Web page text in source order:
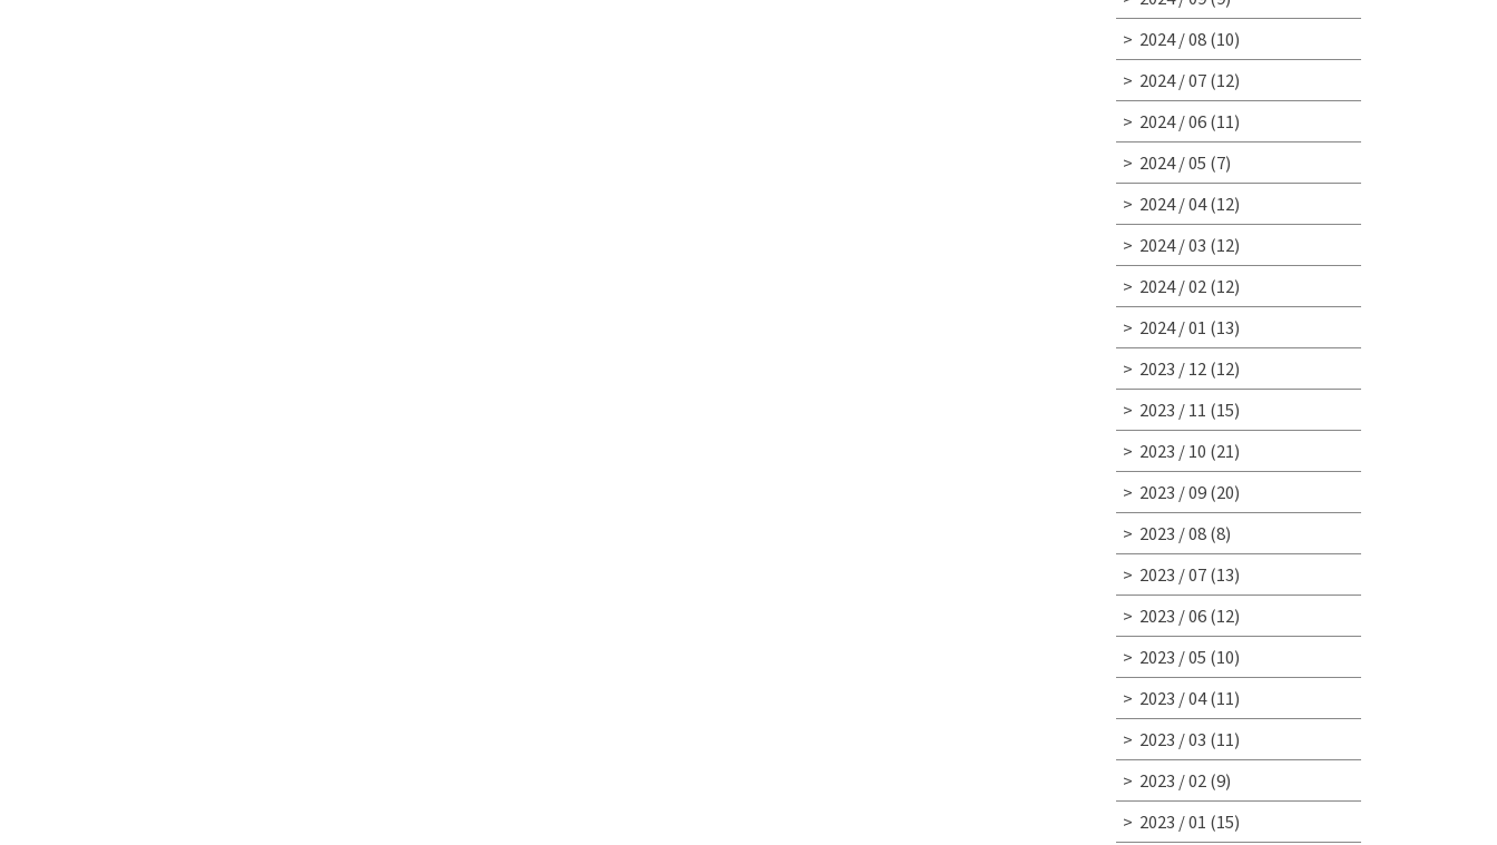
2024 / 08(10)
2024 / 07(12)
2024 / 06(11)
2024 / 05 (7)
2024 / 04(12)
2024 / 03 (12)
2024 / 02 (12)
2024 / 01 (13)
2023 / 12 (12)
2023 / 11 (15)
2023 / 10 (21)
2023 / 09(20)
2023 / 08(8)
2023 / 07(13)
2023 / 06(12)
2023 / 05 (10)
2023 / 04(11)
2023 / 03 (11)
2023 / 02 (9)
2023 / 01 (15)